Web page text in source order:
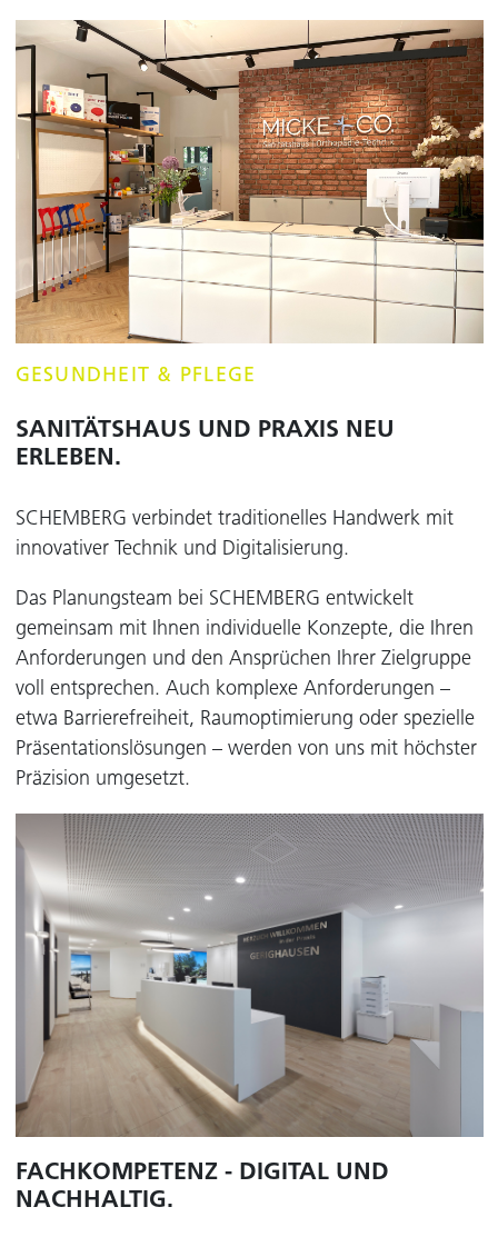
GESUNDHEIT & PFLEGE
SANITÄTSHAUS UND PRAXIS NEU
ERLEBEN.
SCHEMBERG verbindet traditionelles Handwerk mit
innovativer Technik und Digitalisierung.
Das Planungsteam bei SCHEMBERG entwickelt
gemeinsam mit Ihnen individuelle Konzepte, die Ihren
Anforderungen und den Ansprüchen Ihrer Zielgruppe
voll entsprechen. Auch komplexe Anforderungen –
etwa Barrierefreiheit, Raumoptimierung oder spezielle
Präsentationslösungen – werden von uns mit höchster
Präzision umgesetzt.
FACHKOMPETENZ - DIGITAL UND
NACHHALTIG.